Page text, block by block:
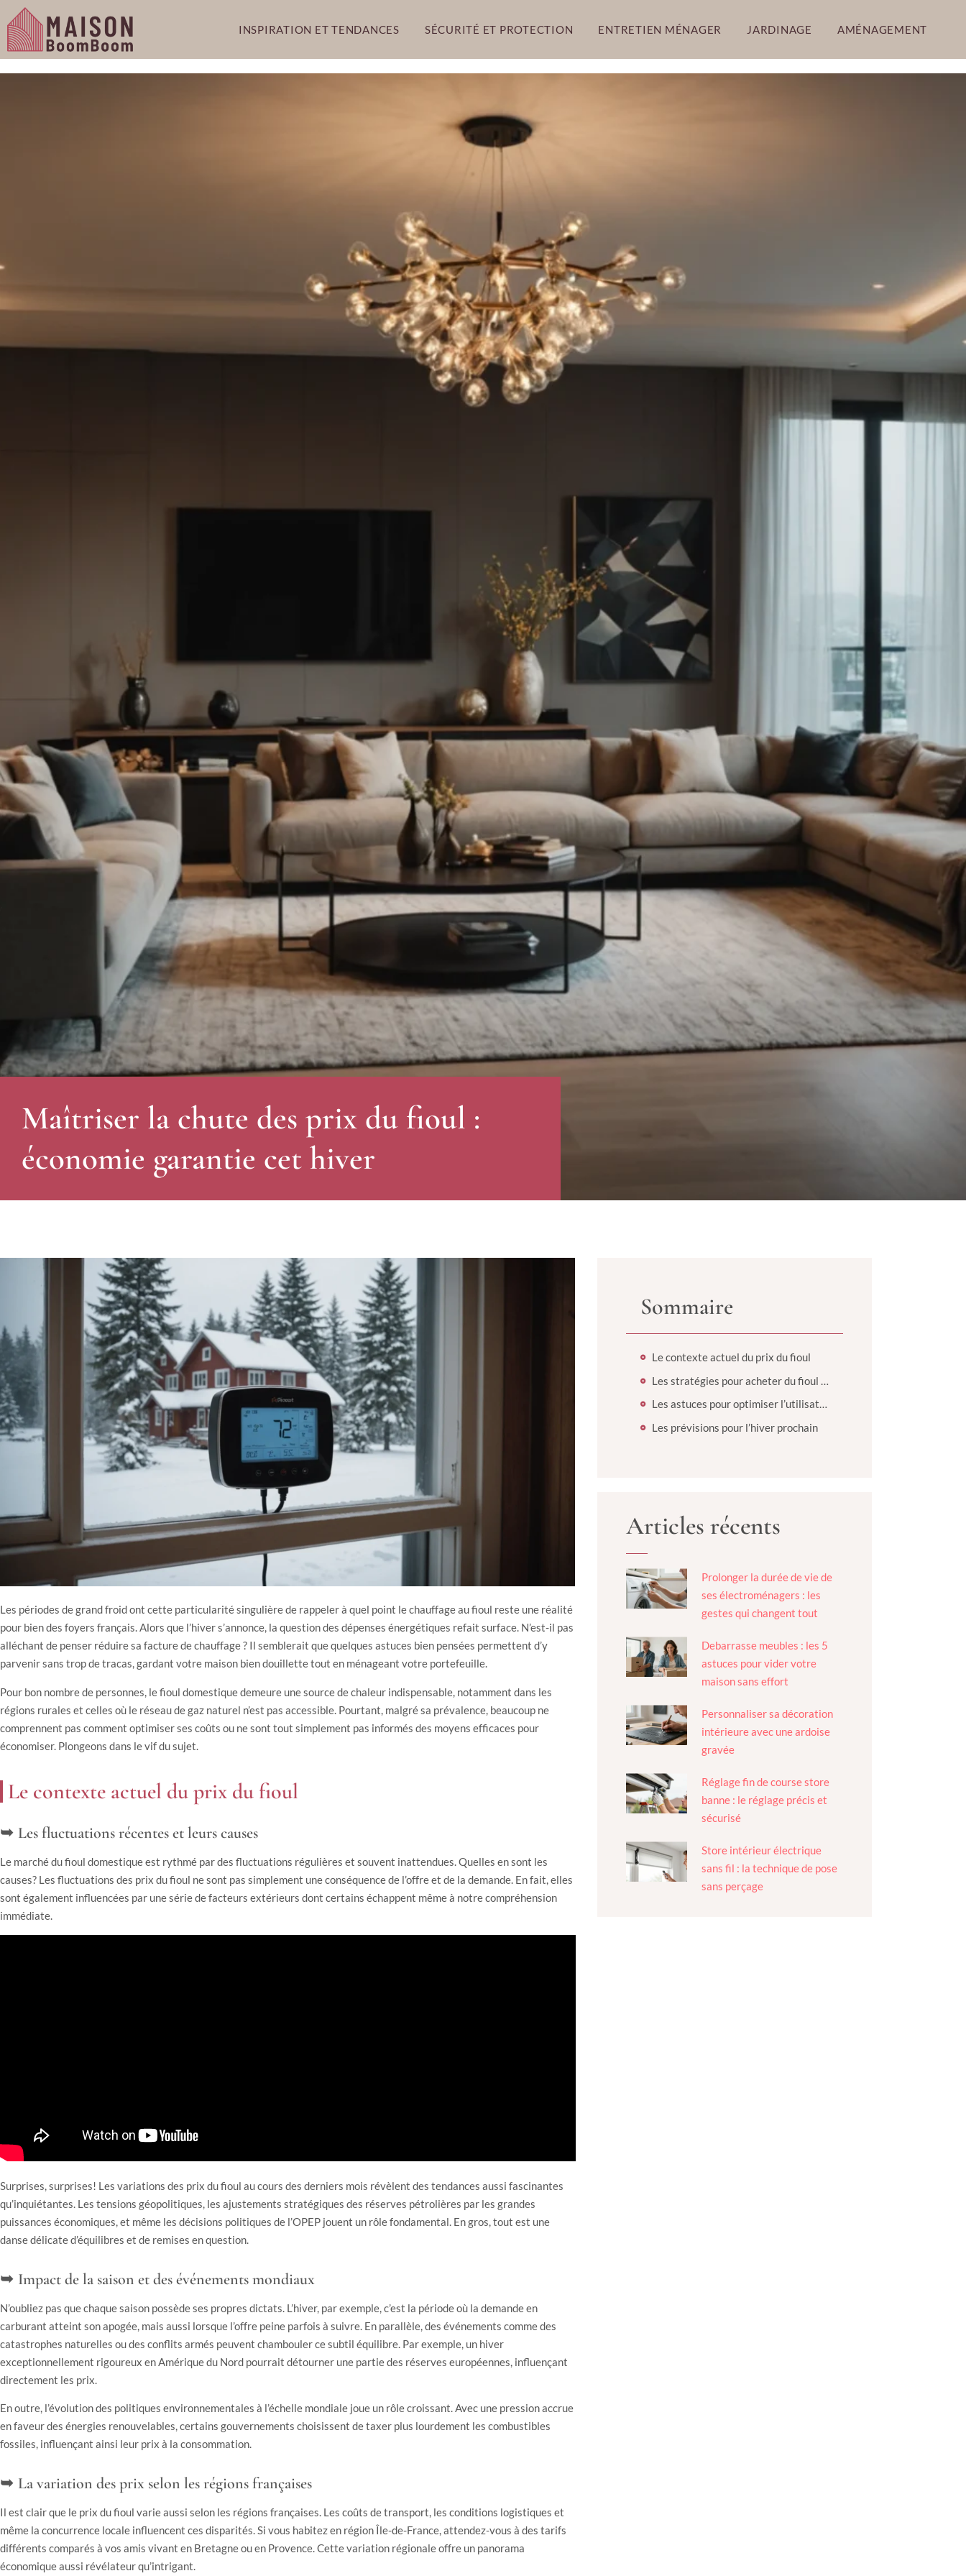
INSPIRATION ET TENDANCES SÉCURITÉ ET PROTECTION ENTRETIEN MÉNAGER JARDINAGE AMÉNAGEMENT
Maîtriser la chute des prix du fioul :
économie garantie cet hiver
Les périodes de grand froid ont cette particularité singulière de rappeler à quel point le chauffage au fioul reste une réalité
pour bien des foyers français. Alors que l’hiver s’annonce, la question des dépenses énergétiques refait surface. N’est-il pas
alléchant de penser réduire sa facture de chauffage ? Il semblerait que quelques astuces bien pensées permettent d’y
parvenir sans trop de tracas, gardant votre maison bien douillette tout en ménageant votre portefeuille.
Pour bon nombre de personnes, le fioul domestique demeure une source de chaleur indispensable, notamment dans les
régions rurales et celles où le réseau de gaz naturel n’est pas accessible. Pourtant, malgré sa prévalence, beaucoup ne
comprennent pas comment optimiser ses coûts ou ne sont tout simplement pas informés des moyens efficaces pour
économiser. Plongeons dans le vif du sujet.
Le contexte actuel du prix du fioul
Les fluctuations récentes et leurs causes
Le marché du fioul domestique est rythmé par des fluctuations régulières et souvent inattendues. Quelles en sont les
causes? Les fluctuations des prix du fioul ne sont pas simplement une conséquence de l’offre et de la demande. En fait, elles
sont également influencées par une série de facteurs extérieurs dont certains échappent même à notre compréhension
immédiate.
Surprises, surprises! Les variations des prix du fioul au cours des derniers mois révèlent des tendances aussi fascinantes
qu’inquiétantes. Les tensions géopolitiques, les ajustements stratégiques des réserves pétrolières par les grandes
puissances économiques, et même les décisions politiques de l’OPEP jouent un rôle fondamental. En gros, tout est une
danse délicate d’équilibres et de remises en question.
Impact de la saison et des événements mondiaux
N’oubliez pas que chaque saison possède ses propres dictats. L’hiver, par exemple, c’est la période où la demande en
carburant atteint son apogée, mais aussi lorsque l’offre peine parfois à suivre. En parallèle, des événements comme des
catastrophes naturelles ou des conflits armés peuvent chambouler ce subtil équilibre. Par exemple, un hiver
exceptionnellement rigoureux en Amérique du Nord pourrait détourner une partie des réserves européennes, influençant
directement les prix.
En outre, l’évolution des politiques environnementales à l’échelle mondiale joue un rôle croissant. Avec une pression accrue
en faveur des énergies renouvelables, certains gouvernements choisissent de taxer plus lourdement les combustibles
fossiles, influençant ainsi leur prix à la consommation.
La variation des prix selon les régions françaises
Il est clair que le prix du fioul varie aussi selon les régions françaises. Les coûts de transport, les conditions logistiques et
même la concurrence locale influencent ces disparités. Si vous habitez en région Île-de-France, attendez-vous à des tarifs
différents comparés à vos amis vivant en Bretagne ou en Provence. Cette variation régionale offre un panorama
économique aussi révélateur qu’intrigant.
Sommaire
Le contexte actuel du prix du fioul
Les stratégies pour acheter du fioul au meilleur prix
Les astuces pour optimiser l’utilisation du fioul
Les prévisions pour l’hiver prochain
Articles récents
Prolonger la durée de vie de
ses électroménagers : les
gestes qui changent tout
Debarrasse meubles : les 5
astuces pour vider votre
maison sans effort
Personnaliser sa décoration
intérieure avec une ardoise
gravée
Réglage fin de course store
banne : le réglage précis et
sécurisé
Store intérieur électrique
sans fil : la technique de pose
sans perçage